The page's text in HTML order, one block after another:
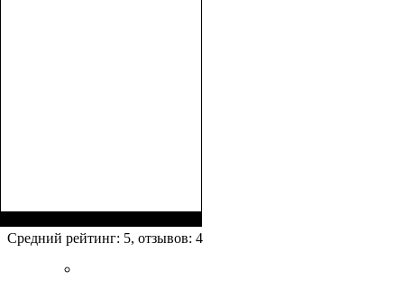
Средний рейтинг: 5, отзывов: 4